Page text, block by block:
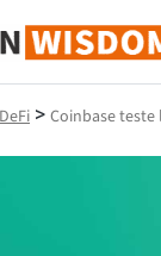
> Coinbase teste